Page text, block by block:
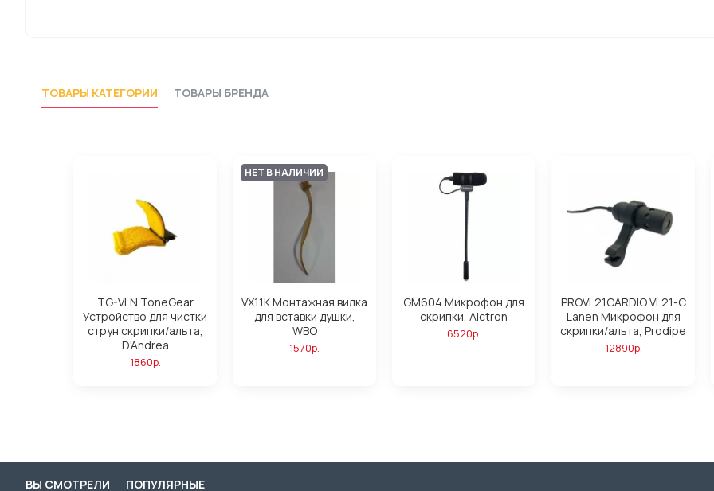
ТОВАРЫ КАТЕГОРИИ ТОВАРЫ БРЕНДА
TG-VLN ToneGear
Устройство для чистки
струн скрипки/альта,
D'Andrea
1860р.
НЕТ В НАЛИЧИИ
VX11K Монтажная вилка
для вставки душки,
WBO
1570р.
GM604 Микрофон для
скрипки, Alctron
6520р.
PROVL21CARDIO VL21-C
Lanen Микрофон для
скрипки/альта, Prodipe
12890р.
ВЫ СМОТРЕЛИ ПОПУЛЯРНЫЕ